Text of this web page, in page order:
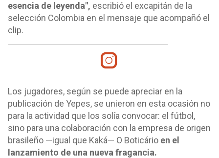
esencia de leyenda", escribió el excapitán de la
selección Colombia en el mensaje que acompañó el
clip.
Los jugadores, según se puede apreciar en la
publicación de Yepes, se unieron en esta ocasión no
para la actividad que los solía convocar: el fútbol,
sino para una colaboración con la empresa de origen
brasileño —igual que Kaká— O Boticário en el
lanzamiento de una nueva fragancia.